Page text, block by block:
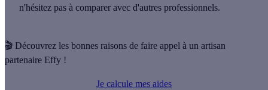
n'hésitez pas à comparer avec d'autres professionnels.
🎬 Découvrez les bonnes raisons de faire appel à un artisan
partenaire Effy !
Je calcule mes aides